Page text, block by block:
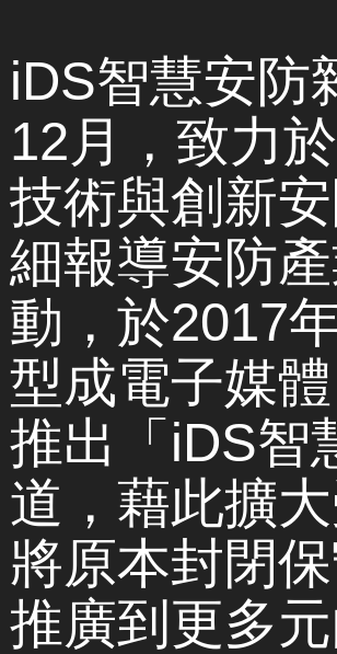
iDS智慧安防
12月，致力
技術與創新
細報導安防
動，於2017
型成電子媒
推出「iDS智
道，藉此擴
將原本封閉
推廣到更多